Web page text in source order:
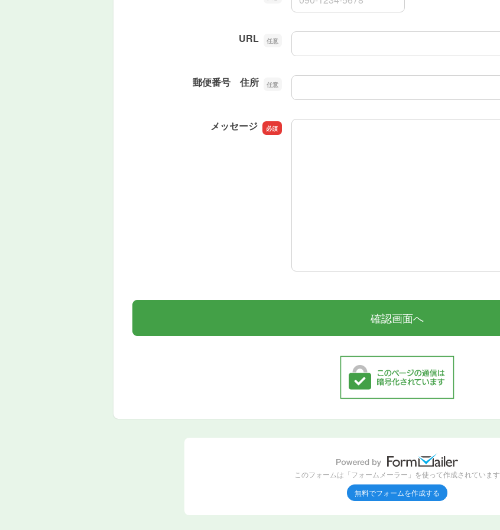
URL URL
郵便番号 住所 郵便番号 住所
メッセージ メッセージ
このフォームは「フォームメーラー」を使って作成されています
無料でフォームを作成する